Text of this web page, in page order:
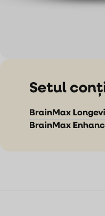
Setul
BrainMax
BrainMax